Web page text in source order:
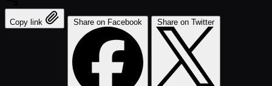
Copy link Share on Facebook Share on Twitter